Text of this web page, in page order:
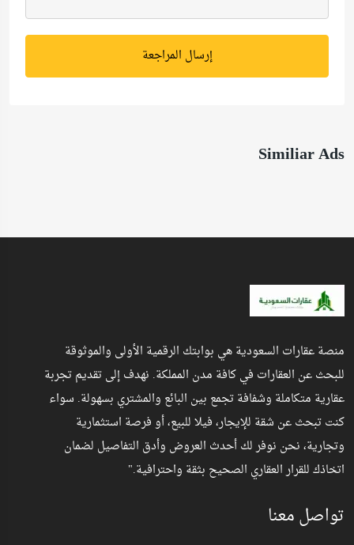
إرسال المراجعة
Similiar Ads
منصة عقارات السعودية هي بوابتك الرقمية الأولى والموثوقة
للبحث عن العقارات في كافة مدن المملكة. نهدف إلى تقديم تجربة
عقارية متكاملة وشفافة تجمع بين البائع والمشتري بسهولة. سواء
كنت تبحث عن شقة للإيجار، فيلا للبيع، أو فرصة استثمارية
وتجارية، نحن نوفر لك أحدث العروض وأدق التفاصيل لضمان
اتخاذك للقرار العقاري الصحيح بثقة واحترافية."
تواصل معنا